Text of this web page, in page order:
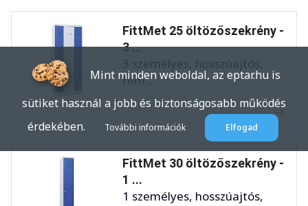
FittMet 25 öltözőszekrény -
3 ...
3 személyes, hosszúajtós,
fém ...
FittMet 30 öltözőszekrény -
1 ...
1 személyes, hosszúajtós,
Mint minden weboldal, az eptar.hu is
sütiket használ a jobb és biztonságosabb működés
érdekében.
További információk Elfogad